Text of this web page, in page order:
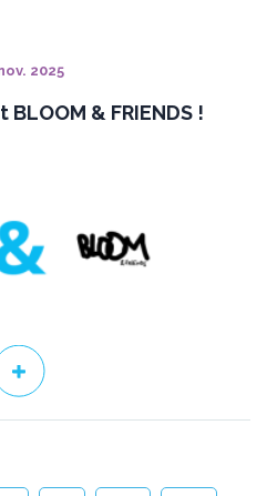
2025
BLOOM & FRIENDS !